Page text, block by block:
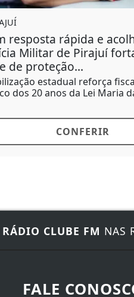
rápida e
Militar de Pirajuí
proteção...
estadual reforça
20 anos da Lei Maria da
CONFERIR
CLUBE FM NAS
FALE